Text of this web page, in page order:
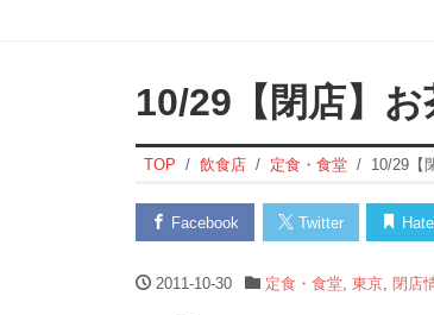
10/29【閉店】
TOP 飲食店 定食・食堂 10/29【
Facebook Twitter
2011-10-30 定食・食堂, 東京, 閉店